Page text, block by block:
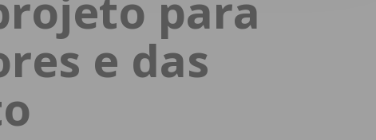
INICIAR SESSÃO
Perdeu a sua senha?
e das